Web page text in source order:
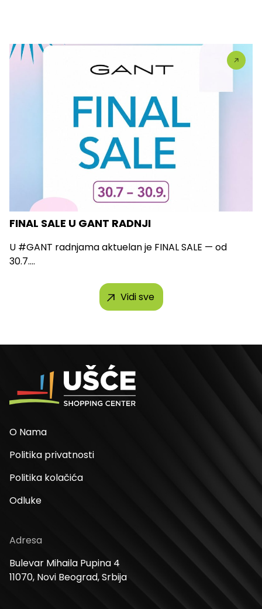
FINAL SALE U GANT RADNJI
U #GANT radnjama aktuelan je FINAL SALE — od
30.7....
Vidi sve
O Nama
Politika privatnosti
Politika kolačića
Odluke
Adresa
Bulevar Mihaila Pupina 4
11070, Novi Beograd, Srbija